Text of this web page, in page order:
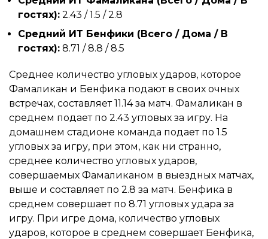
гостях): 2.43 / 1.5 / 2.8
Средний ИТ Бенфики (Всего / Дома / В
гостях): 8.71 / 8.8 / 8.5
Среднее количество угловых ударов, которое
Фамаликан и Бенфика подают в своих очных
встречах, составляет 11.14 за матч. Фамаликан в
среднем подает по 2.43 угловых за игру. На
домашнем стадионе команда подает по 1.5
угловых за игру, при этом, как ни странно,
среднее количество угловых ударов,
совершаемых Фамаликаном в выездных матчах,
выше и составляет по 2.8 за матч. Бенфика в
среднем совершает по 8.71 угловых удара за
игру. При игре дома, количество угловых
ударов, которое в среднем совершает Бенфика,